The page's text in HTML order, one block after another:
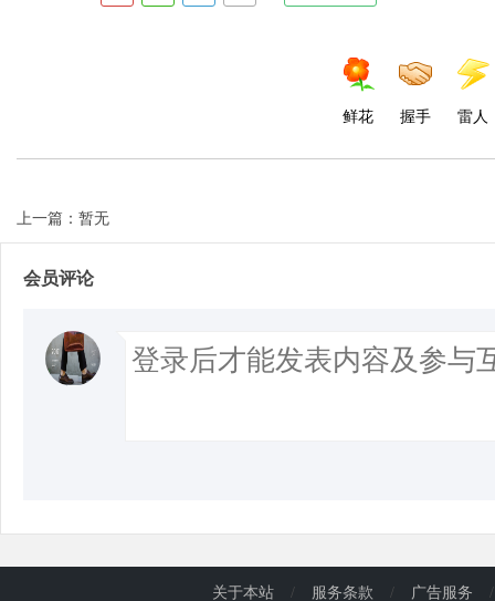
鲜花 握手 雷人
上一篇：暂无
会员评论
关于本站 / 服务条款 / 广告服务 /